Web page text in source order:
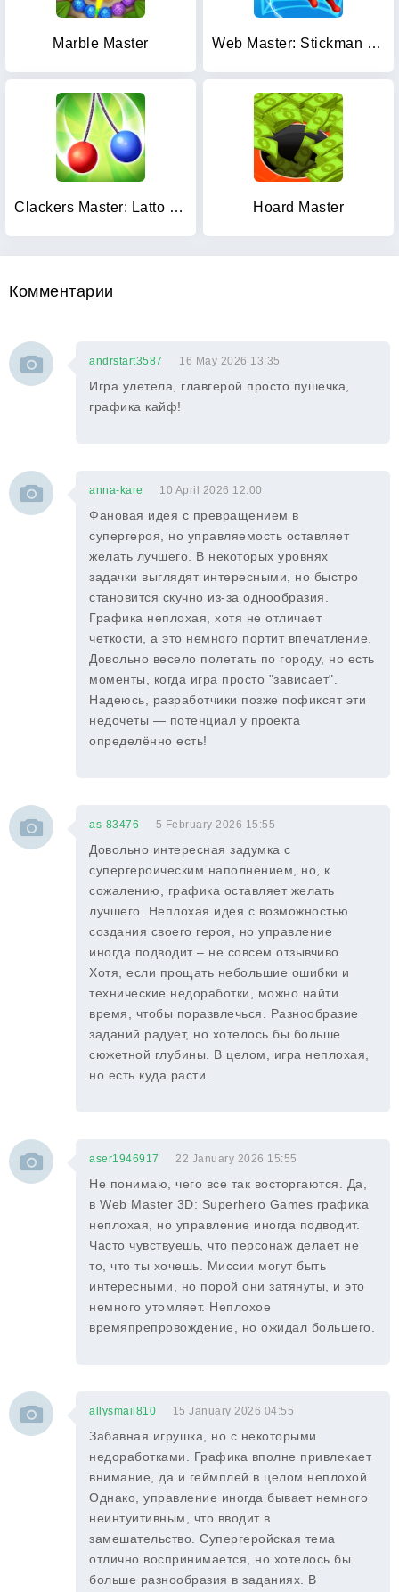
Marble Master Web Master: Stickman Superhero
Clackers Master: Latto Latto Hoard Master
Комментарии
andrstart3587 16 May 2026 13:35
Игра улетела, главгерой просто пушечка,
графика кайф!
anna-kare 10 April 2026 12:00
Фановая идея с превращением в
супергероя, но управляемость оставляет
желать лучшего. В некоторых уровнях
задачки выглядят интересными, но быстро
становится скучно из-за однообразия.
Графика неплохая, хотя не отличает
четкости, а это немного портит впечатление.
Довольно весело полетать по городу, но есть
моменты, когда игра просто "зависает".
Надеюсь, разработчики позже пофиксят эти
недочеты — потенциал у проекта
определённо есть!
as-83476 5 February 2026 15:55
Довольно интересная задумка с
супергероическим наполнением, но, к
сожалению, графика оставляет желать
лучшего. Неплохая идея с возможностью
создания своего героя, но управление
иногда подводит – не совсем отзывчиво.
Хотя, если прощать небольшие ошибки и
технические недоработки, можно найти
время, чтобы поразвлечься. Разнообразие
заданий радует, но хотелось бы больше
сюжетной глубины. В целом, игра неплохая,
но есть куда расти.
aser1946917 22 January 2026 15:55
Не понимаю, чего все так восторгаются. Да,
в Web Master 3D: Superhero Games графика
неплохая, но управление иногда подводит.
Часто чувствуешь, что персонаж делает не
то, что ты хочешь. Миссии могут быть
интересными, но порой они затянуты, и это
немного утомляет. Неплохое
времяпрепровождение, но ожидал большего.
allysmail810 15 January 2026 04:55
Забавная игрушка, но с некоторыми
недоработками. Графика вполне привлекает
внимание, да и геймплей в целом неплохой.
Однако, управление иногда бывает немного
неинтуитивным, что вводит в
замешательство. Супергеройская тема
отлично воспринимается, но хотелось бы
больше разнообразия в заданиях. В